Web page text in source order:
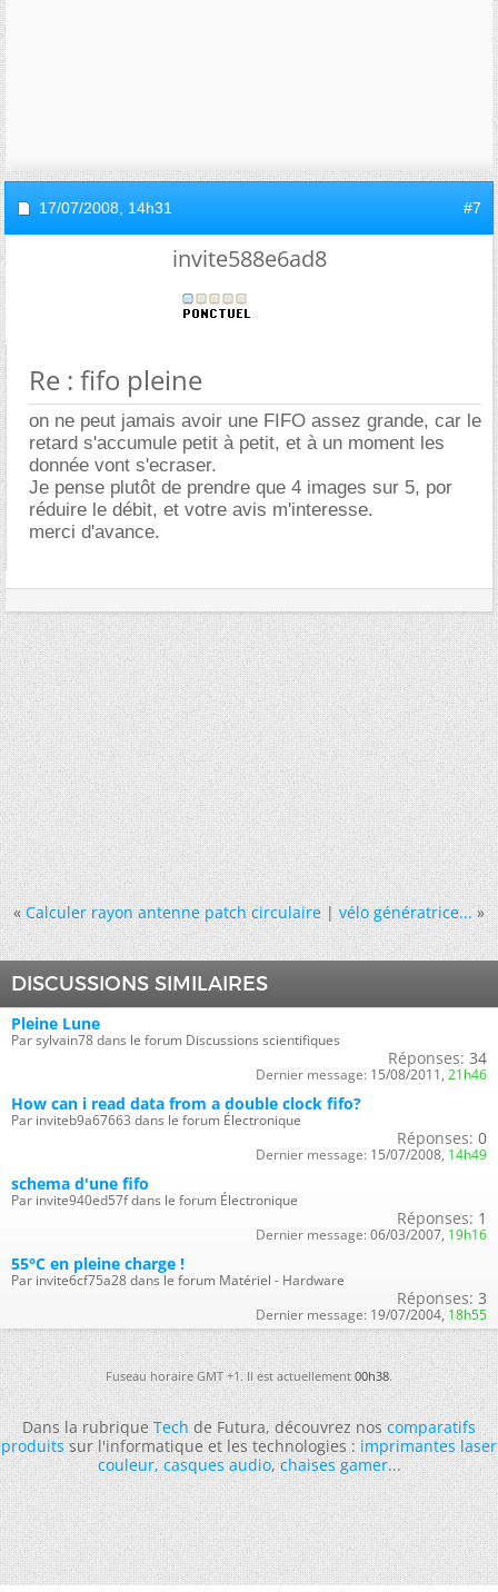
17/07/2008, 14h31 #7
invite588e6ad8
Re : fifo pleine
on ne peut jamais avoir une FIFO assez grande, car le
retard s'accumule petit à petit, et à un moment les
donnée vont s'ecraser.
Je pense plutôt de prendre que 4 images sur 5, por
réduire le débit, et votre avis m'interesse.
merci d'avance.
« Calculer rayon antenne patch circulaire|vélo génératrice... »
DISCUSSIONS SIMILAIRES
Pleine Lune
Par sylvain78 dans le forum Discussions scientifiques
Réponses: 34
Dernier message: 15/08/2011, 21h46
How can i read data from a double clock fifo?
Par inviteb9a67663 dans le forum Électronique
Réponses: 0
Dernier message: 15/07/2008, 14h49
schema d'une fifo
Par invite940ed57f dans le forum Électronique
Réponses: 1
Dernier message: 06/03/2007, 19h16
55°C en pleine charge !
Par invite6cf75a28 dans le forum Matériel - Hardware
Réponses: 3
Dernier message: 19/07/2004, 18h55
Fuseau horaire GMT +1. Il est actuellement00h38.
Dans la rubriqueTechde Futura, découvrez noscomparatifs
produitssur l'informatique et les technologies :imprimantes laser
couleur,casques audio,chaises gamer...